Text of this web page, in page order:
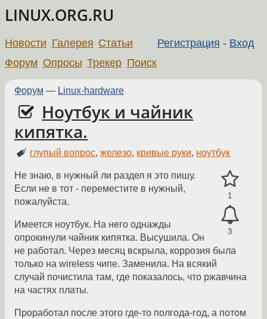
LINUX.ORG.RU
Регистрация - Вход
Новости Галерея Статьи
Форум Опросы Трекер Поиск
Форум — Linux-hardware
Ноутбук и чайник
кипятка.
глупый вопрос,железо, кривые руки, ноутбук
1
3
Не знаю, в нужный ли раздел я это пишу.
Если не в тот - переместите в нужный,
пожалуйста.
Имеется ноутбук. На него однажды
опрокинули чайник кипятка. Высушила. Он
не работал. Через месяц вскрыла, коррозия была
только на wireless чипе. Заменила. На всякий
случай почистила там, где показалось, что ржавчина
на частях платы.
Проработал после этого где-то полгода-год, а потом